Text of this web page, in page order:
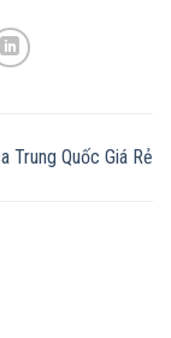
Trung Quốc Giá Rẻ